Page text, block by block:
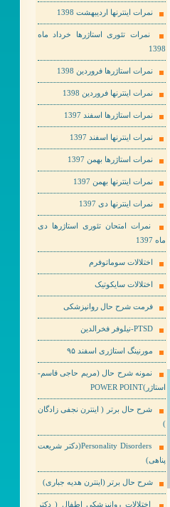
نمرات اینترنها اردیبهشت 1398
نمرات تئوری استاژرها خرداد ماه
1398
نمرات استاژرها فروردین 1398
نمرات اینترنها فروردین 1398
نمرات استاژرها اسفند 1397
نمرات اینترنها اسفند 1397
نمرات استاژرها بهمن 1397
نمرات اینترنها بهمن 1397
نمرات اینترنها دی 1397
نمرات امتحان تئوری استاژرها دی
ماه 1397
اختلالات سوماتوفرم
اختلالات سایکوتیک
فرمت شرح حال روانپزشکی
PTSD-نیلوفر فخرالدین
مورنینگ استاژری اسفند ۹۵
نمونه شرح حال (مریم حاجی قاسم-
استاژر)POWER POINT
شرح حال برتر ( اینترن نجفی زادگان
)
Personality Disorders(دکتر شریعت
پناهی)
شرح حال برتر (اینترن هدیه جباری)
اختلالات روانپزشکی اطفال ( دکتر